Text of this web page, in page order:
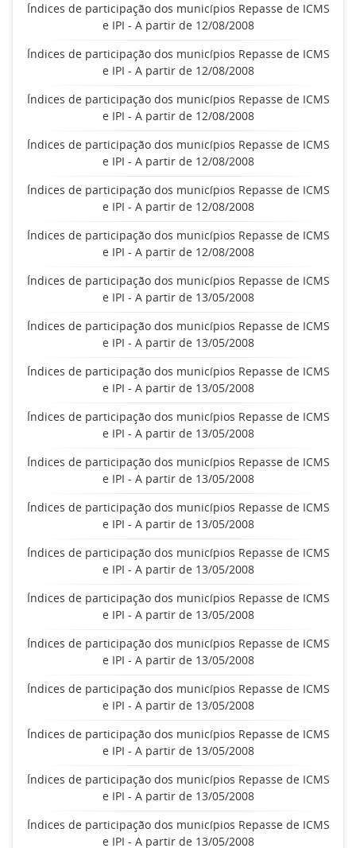
Índices de participação dos municípios Repasse de ICMS
e IPI - A partir de 12/08/2008
Índices de participação dos municípios Repasse de ICMS
e IPI - A partir de 12/08/2008
Índices de participação dos municípios Repasse de ICMS
e IPI - A partir de 12/08/2008
Índices de participação dos municípios Repasse de ICMS
e IPI - A partir de 12/08/2008
Índices de participação dos municípios Repasse de ICMS
e IPI - A partir de 12/08/2008
Índices de participação dos municípios Repasse de ICMS
e IPI - A partir de 12/08/2008
Índices de participação dos municípios Repasse de ICMS
e IPI - A partir de 13/05/2008
Índices de participação dos municípios Repasse de ICMS
e IPI - A partir de 13/05/2008
Índices de participação dos municípios Repasse de ICMS
e IPI - A partir de 13/05/2008
Índices de participação dos municípios Repasse de ICMS
e IPI - A partir de 13/05/2008
Índices de participação dos municípios Repasse de ICMS
e IPI - A partir de 13/05/2008
Índices de participação dos municípios Repasse de ICMS
e IPI - A partir de 13/05/2008
Índices de participação dos municípios Repasse de ICMS
e IPI - A partir de 13/05/2008
Índices de participação dos municípios Repasse de ICMS
e IPI - A partir de 13/05/2008
Índices de participação dos municípios Repasse de ICMS
e IPI - A partir de 13/05/2008
Índices de participação dos municípios Repasse de ICMS
e IPI - A partir de 13/05/2008
Índices de participação dos municípios Repasse de ICMS
e IPI - A partir de 13/05/2008
Índices de participação dos municípios Repasse de ICMS
e IPI - A partir de 13/05/2008
Índices de participação dos municípios Repasse de ICMS
e IPI - A partir de 13/05/2008